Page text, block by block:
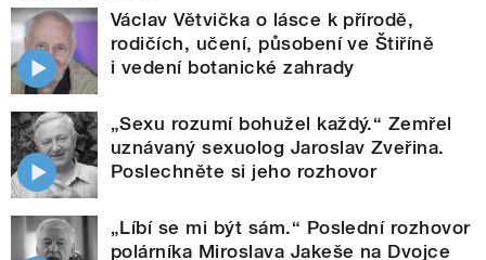
Václav Větvička o lásce k přírodě,
rodičích, učení, působení ve Štiříně
i vedení botanické zahrady
„Sexu rozumí bohužel každý.“ Zemřel
uznávaný sexuolog Jaroslav Zveřina.
Poslechněte si jeho rozhovor
„Líbí se mi být sám.“ Poslední rozhovor
polárníka Miroslava Jakeše na Dvojce